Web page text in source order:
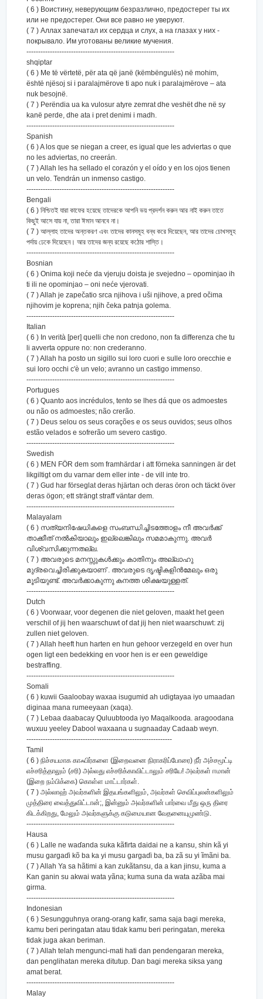
( 6 ) Воистину, неверующим безразлично, предостерег ты их
или не предостерег. Они все равно не уверуют.
( 7 ) Аллах запечатал их сердца и слух, а на глазах у них -
покрывало. Им уготованы великие мучения.
---------------------------------------------------------------
shqiptar
( 6 ) Me të vërtetë, për ata që janë (këmbëngulës) në mohim,
është njësoj si i paralajmërove ti apo nuk i paralajmërove – ata
nuk besojnë.
( 7 ) Perëndia ua ka vulosur atyre zemrat dhe veshët dhe në sy
kanë perde, dhe ata i pret denimi i madh.
---------------------------------------------------------------
Spanish
( 6 ) A los que se niegan a creer, es igual que les adviertas o que
no les adviertas, no creerán.
( 7 ) Allah les ha sellado el corazón y el oído y en los ojos tienen
un velo. Tendrán un inmenso castigo.
---------------------------------------------------------------
Bengali
( 6 ) নিশ্চিতই যারা কাফের হয়েছে তাদেরকে আপনি ভয় প্রদর্শন করুন আর নাই করুন তাতে
কিছুই আসে যায় না, তারা ঈমান আনবে না।
( 7 ) আল্লাহ তাদের অন্তকরণ এবং তাদের কানসমূহ বন্ধ করে দিয়েছেন, আর তাদের চোখসমূহ
পর্দায় ঢেকে দিয়েছেন। আর তাদের জন্য রয়েছে কঠোর শাস্তি।
---------------------------------------------------------------
Bosnian
( 6 ) Onima koji neće da vjeruju doista je svejedno – opominjao ih
ti ili ne opominjao – oni neće vjerovati.
( 7 ) Allah je zapečatio srca njihova i uši njihove, a pred očima
njihovim je koprena; njih čeka patnja golema.
---------------------------------------------------------------
Italian
( 6 ) In verità [per] quelli che non credono, non fa differenza che tu
li avverta oppure no: non crederanno.
( 7 ) Allah ha posto un sigillo sui loro cuori e sulle loro orecchie e
sui loro occhi c'è un velo; avranno un castigo immenso.
---------------------------------------------------------------
Portugues
( 6 ) Quanto aos incrédulos, tento se lhes dá que os admoestes
ou não os admoestes; não crerão.
( 7 ) Deus selou os seus corações e os seus ouvidos; seus olhos
estão velados e sofrerão um severo castigo.
---------------------------------------------------------------
Swedish
( 6 ) MEN FÖR dem som framhärdar i att förneka sanningen är det
likgiltigt om du varnar dem eller inte - de vill inte tro.
( 7 ) Gud har förseglat deras hjärtan och deras öron och täckt över
deras ögon; ett strängt straff väntar dem.
---------------------------------------------------------------
Malayalam
( 6 ) സത്യനിഷേധികളെ സംബന്ധിച്ചിടത്തോളം നീ അവര്‍ക്ക്
താക്കീത് നല്‍കിയാലും ഇല്ലെങ്കിലും സമമാകുന്നു. അവര്‍
വിശ്വസിക്കുന്നതല്ല.
( 7 ) അവരുടെ മനസ്സുകള്‍ക്കും കാതിനും അല്ലാഹു
മുദ്രവെച്ചിരിക്കുകയാണ് . അവരുടെ ദൃഷ്ടികളിന്‍മേലും ഒരു
മൂടിയുണ്ട്‌. അവര്‍ക്കാകുന്നു കനത്ത ശിക്ഷയുള്ളത്‌.
---------------------------------------------------------------
Dutch
( 6 ) Voorwaar, voor degenen die niet geloven, maakt het geen
verschil of jij hen waarschuwt of dat jij hen niet waarschuwt: zij
zullen niet geloven.
( 7 ) Allah heeft hun harten en hun gehoor verzegeld en over hun
ogen ligt een bedekking en voor hen is er een geweldige
bestraffing.
---------------------------------------------------------------
Somali
( 6 ) kuwii Gaaloobay waxaa isugumid ah udigtayaa iyo umaadan
diginaa mana rumeeyaan (xaqa).
( 7 ) Lebaa daabacay Quluubtooda iyo Maqalkooda. aragoodana
wuxuu yeeley Dabool waxaana u sugnaaday Cadaab weyn.
--------------------------------------------------------------
Tamil
( 6 ) நிச்சயமாக காஃபிர்களை (இறைவனை நிராகரிப்போரை) நீர் அச்சமூட்டி
எச்சரித்தாலும் (சரி) அல்லது எச்சரிக்காவிட்டாலும் சரியே! அவர்கள் ஈமான்
(இறை நம்பிக்கை) கொள்ள மாட்டார்கள்.
( 7 ) அல்லாஹ் அவர்களின் இதயங்களிலும், அவர்கள் செவிப்புலன்களிலும்
முத்திரை வைத்துவிட்டான்;, இன்னும் அவர்களின் பார்வை மீது ஒரு திரை
கிடக்கிறது, மேலும் அவர்களுக்கு கடுமையான வேதனையுமுண்டு.
---------------------------------------------------------------
Hausa
( 6 ) Lalle ne waɗanda suka kãfirta daidai ne a kansu, shin kã yi
musu gargaɗi kõ ba ka yi musu gargaɗi ba, ba zã su yi ĩmãni ba.
( 7 ) Allah Ya sa hãtimi a kan zukãtansu, da a kan jinsu, kuma a
Kan ganin su akwai wata yãna; kuma suna da wata azãba mai
girma.
---------------------------------------------------------------
Indonesian
( 6 ) Sesungguhnya orang-orang kafir, sama saja bagi mereka,
kamu beri peringatan atau tidak kamu beri peringatan, mereka
tidak juga akan beriman.
( 7 ) Allah telah mengunci-mati hati dan pendengaran mereka,
dan penglihatan mereka ditutup. Dan bagi mereka siksa yang
amat berat.
---------------------------------------------------------------
Malay